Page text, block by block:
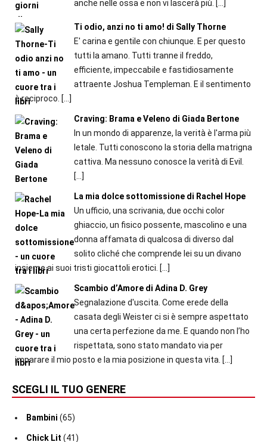
anche nelle ossa e non vi lascerà più. […]
Ti odio, anzi no ti amo! di Sally Thorne
E' carina e gentile con chiunque. E per questo
tutti la amano. Tutti tranne il freddo,
efficiente, impeccabile e fastidiosamente
attraente Joshua Templeman. E il sentimento
è reciproco. […]
Craving: Brama e Veleno di Giada Bertone
In un mondo di apparenze, la verità è l'arma più
letale. Tutti conoscono la storia della matrigna
cattiva. Ma nessuno conosce la verità di Evil.
[…]
La mia dolce sottomissione di Rachel Hope
Un ufficio, una scrivania, due occhi color
ghiaccio, un fisico possente, mascolino e una
donna affamata di qualcosa di diverso dal
solito cliché che comprende lei su un divano
insieme ai suoi tristi giocattoli erotici. […]
Scambio d’Amore di Adina D. Grey
Segnalazione d'uscita. Come erede della
casata degli Weister ci si è sempre aspettato
una certa perfezione da me. E quando non l’ho
rispettata, sono stato mandato via per
imparare il mio posto e la mia posizione in questa vita. […]
SCEGLI IL TUO GENERE
Bambini (65)
Chick Lit (41)